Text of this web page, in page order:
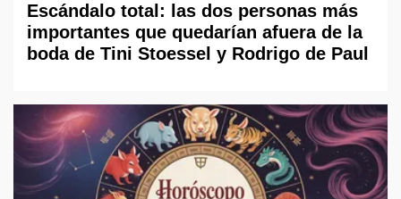
Escándalo total: las dos personas más
importantes que quedarían afuera de la
boda de Tini Stoessel y Rodrigo de Paul